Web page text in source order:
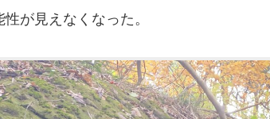
が見えなくなった。